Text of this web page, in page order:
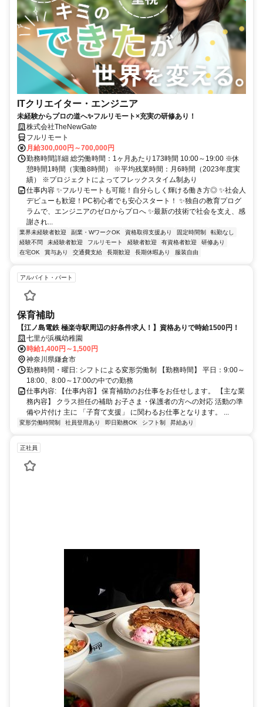
ITクリエイター・エンジニア
未経験からプロの道へ✨フルリモート×充実の研修あり！
株式会社TheNewGate
フルリモート
月給300,000円～700,000円
勤務時間詳細 総労働時間：1ヶ月あたり173時間 10:00～19:00 ※休
憩時間1時間（実働8時間） ※平均残業時間：月6時間（2023年度実
績） ※プロジェクトによってフレックスタイム制あり
仕事内容 ✨フルリモートも可能！自分らしく輝ける働き方◎ ✨社会人
デビューも歓迎！PC初心者でも安心スタート！ ✨独自の教育プログ
ラムで、エンジニアのゼロからプロへ ✨最新の技術で社会を支え、感
謝され...
業界未経験者歓迎 副業・WワークOK 資格取得支援あり 固定時間制
転勤なし
経験不問
未経験者歓迎 フルリモート 経験者歓迎 有資格者歓迎
研修あり
在宅OK
賞与あり 交通費支給 長期歓迎 長期休暇あり 服装自由
アルバイト・パート
保育補助
【江ノ島電鉄 極楽寺駅周辺の好条件求人！】資格ありで時給1500円！
七里が浜楓幼稚園
時給1,400円～1,500円
神奈川県鎌倉市
勤務時間・曜日: シフトによる変形労働制 【勤務時間】 平日：9:00～
18:00、8:00～17:00の中での勤務
仕事内容: 【仕事内容】 保育補助のお仕事をお任せします。 【主な業
務内容】 クラス担任の補助 お子さま・保護者の方への対応 活動の準
備や片付け 主に 「子育て支援」 に関わるお仕事となります。 ...
変形労働時間制 社員登用あり 即日勤務OK シフト制 昇給あり
正社員